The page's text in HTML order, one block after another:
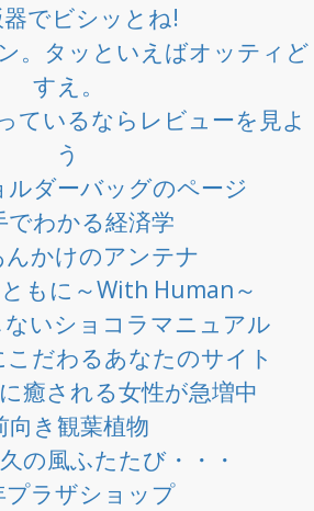
でビシッとね!
。タッといえばオッティど
すえ。
ているならレビューを見よ
う
ルダーバッグのページ
でわかる経済学
んかけのアンテナ
もに～With Human～
いショコラマニュアル
だわるあなたのサイト
癒される女性が急増中
向き観葉植物
の風ふたたび・・・
プラザショップ